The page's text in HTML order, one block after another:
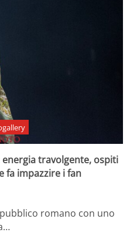
energia travolgente, ospiti
fa impazzire i fan
romano con uno